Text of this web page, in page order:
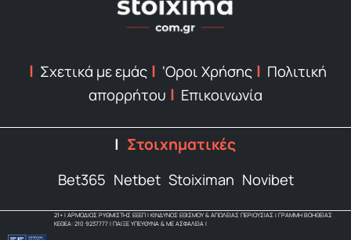
Σχετικά με εμάς ‘Οροι Χρήσης
Πολιτική
απορρήτου
Επικοινωνία
Στοιχηματικές
Bet365 Netbet Stoiximan Novibet
21+ | ΑΡΜΟΔΙΟΣ ΡΥΘΜΙΣΤΗΣ ΕΕΕΠ | ΚΙΝΔΥΝΟΣ ΕΘΙΣΜΟΥ & ΑΠΩΛΕΙΑΣ ΠΕΡΙΟΥΣΙΑΣ | ΓΡΑΜΜΗ ΒΟΗΘΕΙΑΣ
ΚΕΘΕΑ: 210 9237777 | ΠΑΙΞΕ ΥΠΕΥΘΥΝΑ & ΜΕ ΑΣΦΑΛΕΙΑ |